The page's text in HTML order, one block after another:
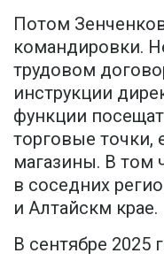
Потом
командировки.
трудовом
инструкции
функции
торговые точки,
магазины. В том
в соседних
и Алтайскм крае.
В сентябре 2025